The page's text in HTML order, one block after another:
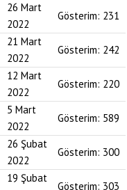
26 Mart
2022
Gösterim: 231
21 Mart
2022
Gösterim: 242
12 Mart
2022
Gösterim: 220
5 Mart
2022
Gösterim: 589
26 Şubat
2022
Gösterim: 300
19 Şubat
Gösterim: 303